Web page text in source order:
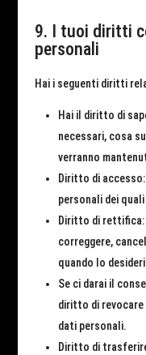
9. I tuoi diritti
personali
Hai i seguenti diritti
Hai il diritto di
necessari, cosa
verranno
Diritto di
personali dei
Diritto di
correggere,
quando lo
Se ci darai il
diritto di revocare
dati personali.
Diritto di